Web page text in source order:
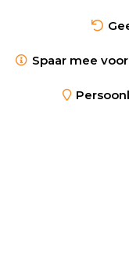
Spaar mee